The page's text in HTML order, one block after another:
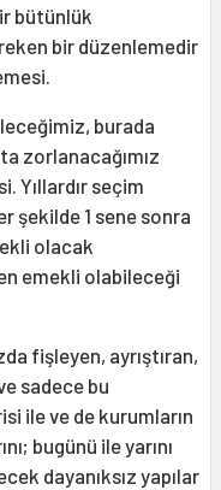
bütünlük
bir düzenlemedir
burada
zorlanacağımız
Yıllardır seçim
şekilde 1 sene sonra
olacak
emekli olabileceği
fişleyen, ayrıştıran,
sadece bu
ile ve de kurumların
bugünü ile yarını
dayanıksız yapılar